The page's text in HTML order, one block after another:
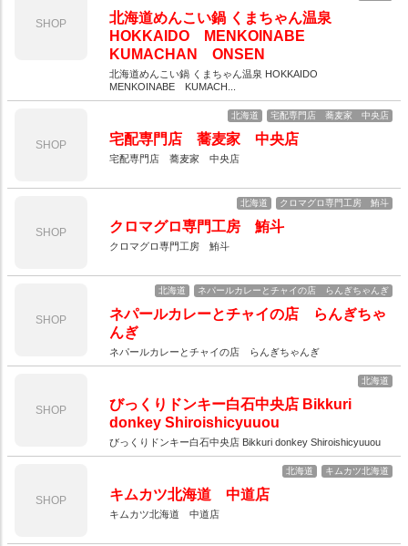
SHOP
北海道めんこい鍋 くまちゃん温泉
HOKKAIDO MENKOINABE
KUMACHAN ONSEN
北海道めんこい鍋 くまちゃん温泉 HOKKAIDO
MENKOINABE KUMACH...
SHOP
北海道 宅配専門店 蕎麦家 中央店
宅配専門店 蕎麦家 中央店
宅配専門店 蕎麦家 中央店
SHOP
北海道 クロマグロ専門工房 鮪斗
クロマグロ専門工房 鮪斗
クロマグロ専門工房 鮪斗
SHOP
北海道 ネパールカレーとチャイの店 らんぎちゃんぎ
ネパールカレーとチャイの店 らんぎちゃ
んぎ
ネパールカレーとチャイの店 らんぎちゃんぎ
SHOP
北海道
びっくりドンキー白石中央店 Bikkuri
donkey Shiroishicyuuou
びっくりドンキー白石中央店 Bikkuri donkey Shiroishicyuuou
SHOP
北海道 キムカツ北海道
キムカツ北海道 中道店
キムカツ北海道 中道店